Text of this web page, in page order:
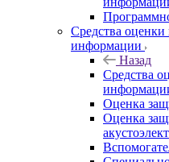
Средства оценки
информации
Назад
Средства
Оценка
Оценка